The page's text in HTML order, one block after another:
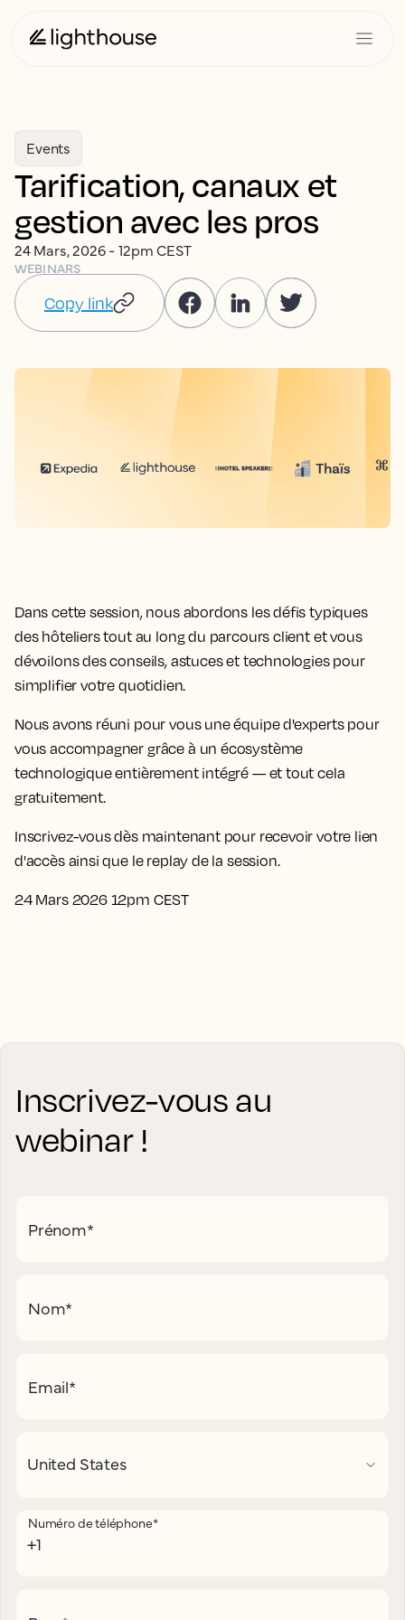
Events
Tarification, canaux et
gestion avec les pros
24 Mars, 2026 - 12pm CEST
WEBINARS
Copy link
Dans cette session, nous abordons les défis typiques
des hôteliers tout au long du parcours clientet vous
dévoilons des conseils, astuces et technologies pour
simplifier votre quotidien.
Nous avons réuni pour vous une équipe d'experts pour
vous accompagner grâce à un écosystème
technologiqueentièrement intégré — et tout cela
gratuitement.
Inscrivez-vous dès maintenant pour recevoir votre lien
d'accès ainsi que le replay de la session.
24 Mars 2026 12pm CEST
Inscrivez-vous au
webinar !
Prénom*
Nom*
Email*
Numéro de téléphone*